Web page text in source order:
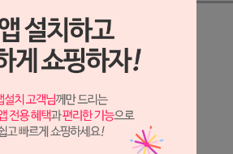
상세정보 새창 열기
상세 정보를 확대해 보실 수 있습니다.